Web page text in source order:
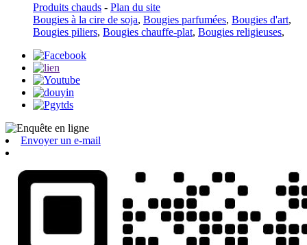
Produits chauds - Plan du site
Bougies à la cire de soja, Bougies parfumées, Bougies d'art,
Bougies piliers, Bougies chauffe-plat, Bougies religieuses,
Envoyer un e-mail